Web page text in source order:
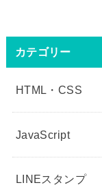
カテゴリー
HTML・CSS
JavaScript
LINEスタンプ